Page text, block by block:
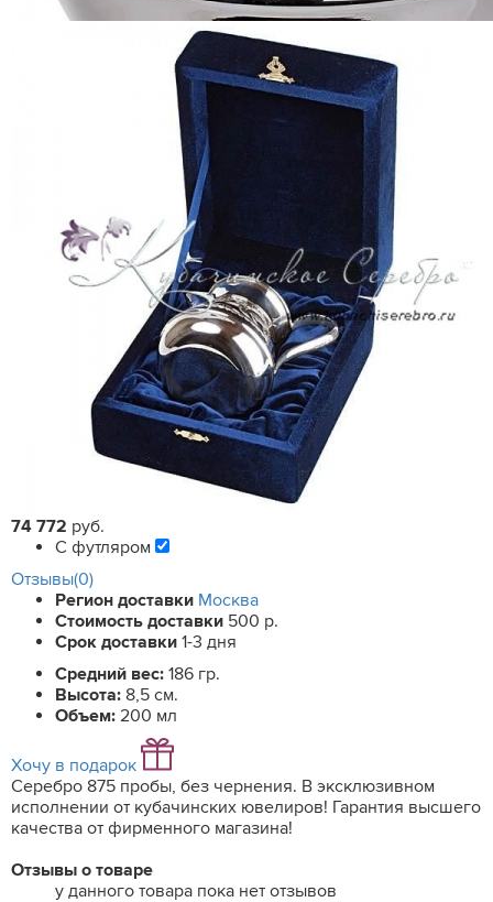
74 772 руб.
С футляром
Отзывы(0)
Регион доставки Москва
Стоимость доставки 500 р.
Срок доставки 1-3 дня
Средний вес: 186 гр.
Высота: 8,5 см.
Объем: 200 мл
Хочу в подарок
Серебро 875 пробы, без чернения. В эксклюзивном
исполнении от кубачинских ювелиров! Гарантия высшего
качества от фирменного магазина!
Отзывы о товаре
у данного товара пока нет отзывов